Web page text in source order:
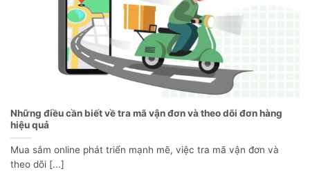
Những điều cần biết về tra mã vận đơn và theo dõi đơn hàng
hiệu quả
Mua sắm online phát triển mạnh mẽ, việc tra mã vận đơn và
theo dõi [...]